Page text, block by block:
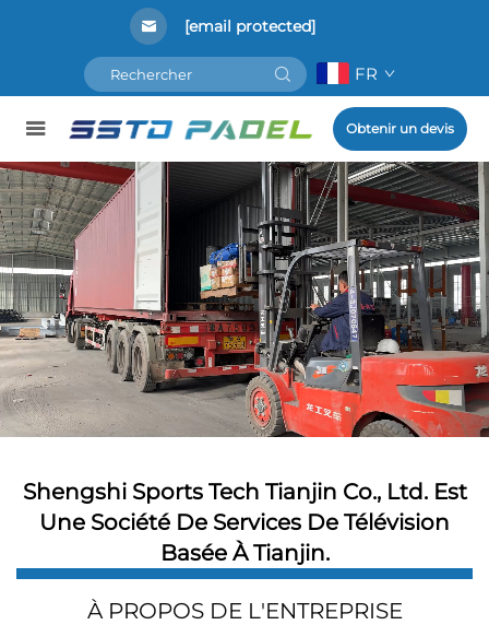
[email protected]
FR
Obtenir un devis
Shengshi Sports Tech Tianjin Co., Ltd. Est
Une Société De Services De Télévision
Basée À Tianjin.
À PROPOS DE L'ENTREPRISE